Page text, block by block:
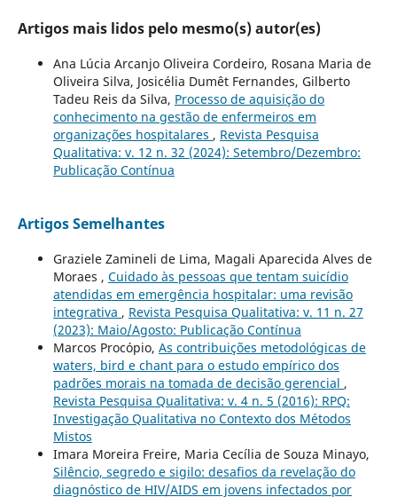
Artigos mais lidos pelo mesmo(s) autor(es)
Ana Lúcia Arcanjo Oliveira Cordeiro, Rosana Maria de
Oliveira Silva, Josicélia Dumêt Fernandes, Gilberto
Tadeu Reis da Silva, Processo de aquisição do
conhecimento na gestão de enfermeiros em
organizações hospitalares , Revista Pesquisa
Qualitativa: v. 12 n. 32 (2024): Setembro/Dezembro:
Publicação Contínua
Artigos Semelhantes
Graziele Zamineli de Lima, Magali Aparecida Alves de
Moraes , Cuidado às pessoas que tentam suicídio
atendidas em emergência hospitalar: uma revisão
integrativa , Revista Pesquisa Qualitativa: v. 11 n. 27
(2023): Maio/Agosto: Publicação Contínua
Marcos Procópio, As contribuições metodológicas de
waters, bird e chant para o estudo empírico dos
padrões morais na tomada de decisão gerencial ,
Revista Pesquisa Qualitativa: v. 4 n. 5 (2016): RPQ:
Investigação Qualitativa no Contexto dos Métodos
Mistos
Imara Moreira Freire, Maria Cecília de Souza Minayo,
Silêncio, segredo e sigilo: desafios da revelação do
diagnóstico de HIV/AIDS em jovens infectados por